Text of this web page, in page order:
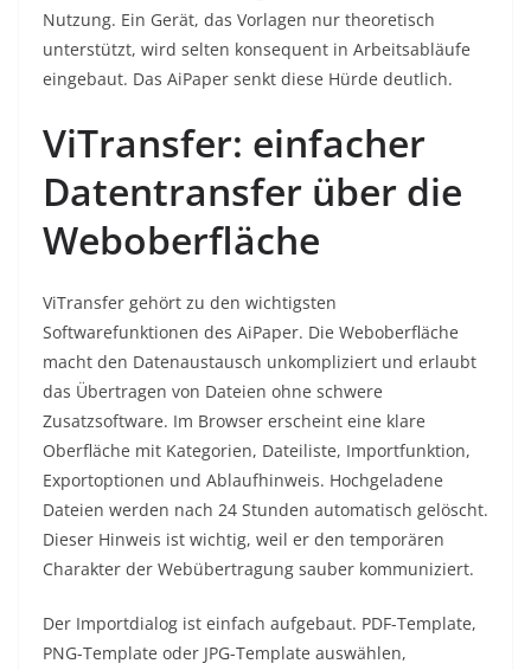
Nutzung. Ein Gerät, das Vorlagen nur theoretisch
unterstützt, wird selten konsequent in Arbeitsabläufe
eingebaut. Das AiPaper senkt diese Hürde deutlich.
ViTransfer: einfacher
Datentransfer über die
Weboberfläche
ViTransfer gehört zu den wichtigsten
Softwarefunktionen des AiPaper. Die Weboberfläche
macht den Datenaustausch unkompliziert und erlaubt
das Übertragen von Dateien ohne schwere
Zusatzsoftware. Im Browser erscheint eine klare
Oberfläche mit Kategorien, Dateiliste, Importfunktion,
Exportoptionen und Ablaufhinweis. Hochgeladene
Dateien werden nach 24 Stunden automatisch gelöscht.
Dieser Hinweis ist wichtig, weil er den temporären
Charakter der Webübertragung sauber kommuniziert.
Der Importdialog ist einfach aufgebaut. PDF-Template,
PNG-Template oder JPG-Template auswählen,